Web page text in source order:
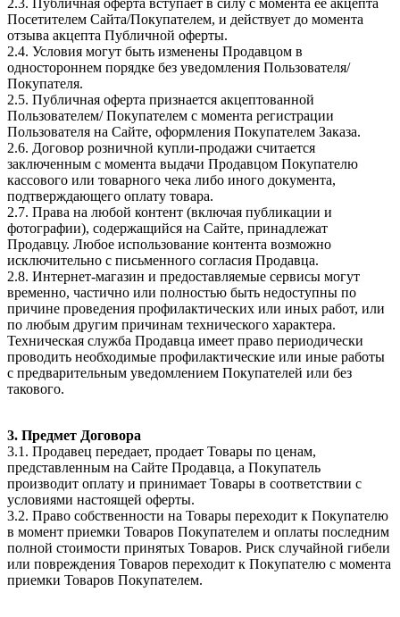
Посетителем Сайта/Покупателем, и действует до момента
отзыва акцепта Публичной оферты.
2.4. Условия могут быть изменены Продавцом в
одностороннем порядке без уведомления Пользователя/
Покупателя.
2.5. Публичная оферта признается акцептованной
Пользователем/ Покупателем с момента регистрации
Пользователя на Сайте, оформления Покупателем Заказа.
2.6. Договор розничной купли-продажи считается
заключенным с момента выдачи Продавцом Покупателю
кассового или товарного чека либо иного документа,
подтверждающего оплату товара.
2.7. Права на любой контент (включая публикации и
фотографии), содержащийся на Сайте, принадлежат
Продавцу. Любое использование контента возможно
исключительно с письменного согласия Продавца.
2.8. Интернет-магазин и предоставляемые сервисы могут
временно, частично или полностью быть недоступны по
причине проведения профилактических или иных работ, или
по любым другим причинам технического характера.
Техническая служба Продавца имеет право периодически
проводить необходимые профилактические или иные работы
с предварительным уведомлением Покупателей или без
такового.
3. Предмет Договора
3.1. Продавец передает, продает Товары по ценам,
представленным на Сайте Продавца, а Покупатель
производит оплату и принимает Товары в соответствии с
условиями настоящей оферты.
3.2. Право собственности на Товары переходит к Покупателю
в момент приемки Товаров Покупателем и оплаты последним
полной стоимости принятых Товаров. Риск случайной гибели
или повреждения Товаров переходит к Покупателю с момента
приемки Товаров Покупателем.